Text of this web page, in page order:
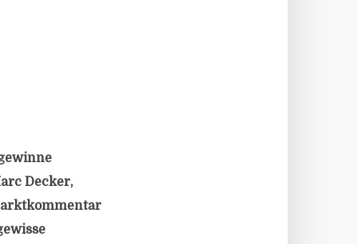
Decker,